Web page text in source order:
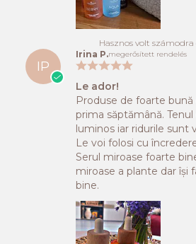
Hasznos volt számodra
IP
Irina P.megerősített rendelés
Le ador!
Produse de foarte
prima săptămână.
luminos iar ridurile sunt
Le voi folosi cu
Serul miroase foarte
miroase a plante dar își
bine.